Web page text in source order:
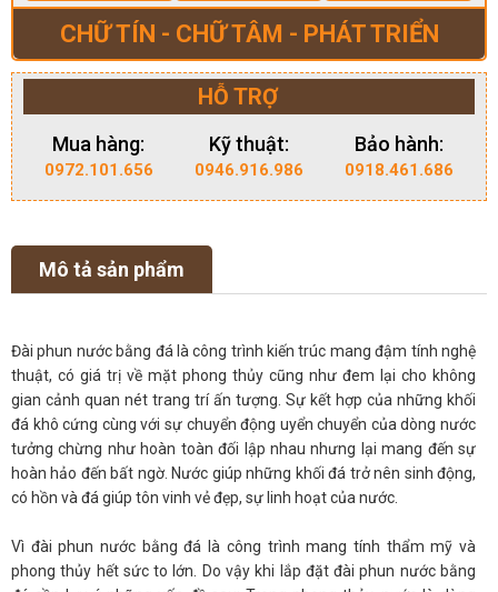
CHỮ TÍN - CHỮ TÂM - PHÁT TRIỂN
HỖ TRỢ
Mua hàng:
0972.101.656
Kỹ thuật:
0946.916.986
Bảo hành:
0918.461.686
Mô tả sản phẩm
Đài phun nước bằng đá là công trình kiến trúc mang đậm tính nghệ
thuật, có giá trị về mặt phong thủy cũng như đem lại cho không
gian cảnh quan nét trang trí ấn tượng. Sự kết hợp của những khối
đá khô cứng cùng với sự chuyển động uyển chuyển của dòng nước
tưởng chừng như hoàn toàn đối lập nhau nhưng lại mang đến sự
hoàn hảo đến bất ngờ. Nước giúp những khối đá trở nên sinh động,
có hồn và đá giúp tôn vinh vẻ đẹp, sự linh hoạt của nước.
Vì đài phun nước bằng đá là công trình mang tính thẩm mỹ và
phong thủy hết sức to lớn. Do vậy khi lắp đặt đài phun nước bằng